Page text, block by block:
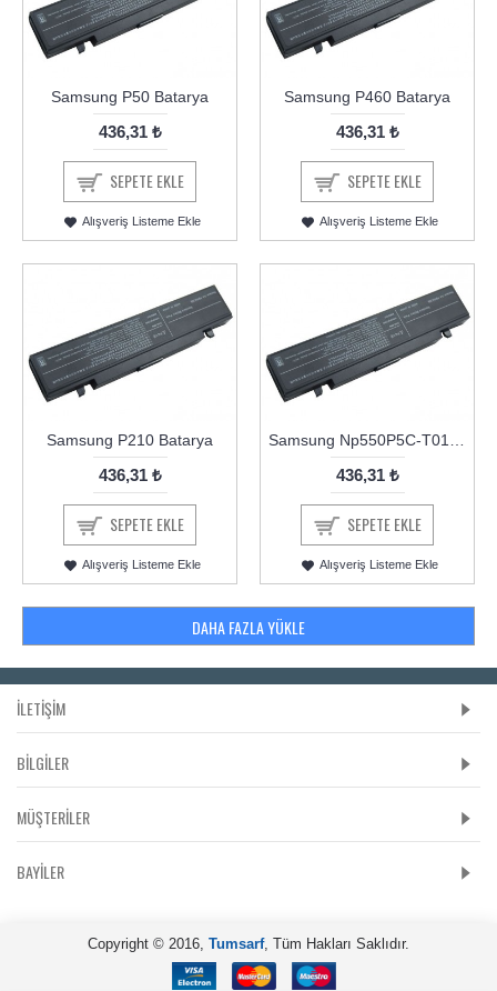
Samsung P50 Batarya
436,31 ₺
SEPETE EKLE
Alışveriş Listeme Ekle
Samsung P460 Batarya
436,31 ₺
SEPETE EKLE
Alışveriş Listeme Ekle
Samsung P210 Batarya
436,31 ₺
SEPETE EKLE
Alışveriş Listeme Ekle
436,31 ₺
SEPETE EKLE
Alışveriş Listeme Ekle
DAHA FAZLA YÜKLE
İLETİŞİM
BILGILER
MÜŞTERILER
BAYILER
Copyright © 2016, Tumsarf, Tüm Hakları Saklıdır.